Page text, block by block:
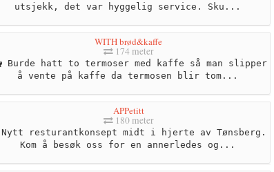
utsjekk, det var hyggelig service. Sku...
WITH brød&kaffe
174 meter
Burde hatt to termoser med kaffe så man slipper
å vente på kaffe da termosen blir tom...
APPetitt
180 meter
Nytt resturantkonsept midt i hjerte av Tønsberg.
Kom å besøk oss for en annerledes og...